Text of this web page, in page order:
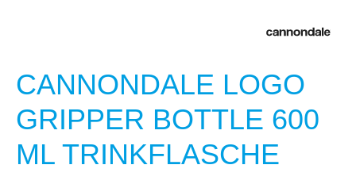
CANNONDALE LOGO
GRIPPER BOTTLE 600
ML TRINKFLASCHE